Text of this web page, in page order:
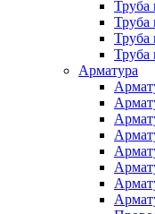
Труба
Труба
Труба
Труба
Арматура